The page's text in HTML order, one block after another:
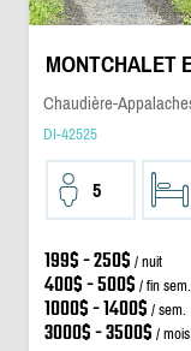
MONTCHALET
Chaudière-
DI-42525
5
199$ - 250$ / nuit
400$ - 500$ / fin sem.
1000$ - 1400$ / sem.
3000$ - 3500$ / mois